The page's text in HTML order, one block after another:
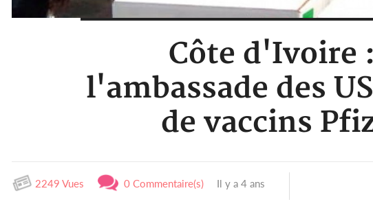
Côte d'Ivoire
l'ambassade des
de vaccins
2249 Vues 0 Commentaire(s) Il y a 4 ans